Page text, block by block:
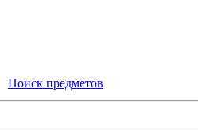
Поиск предметов